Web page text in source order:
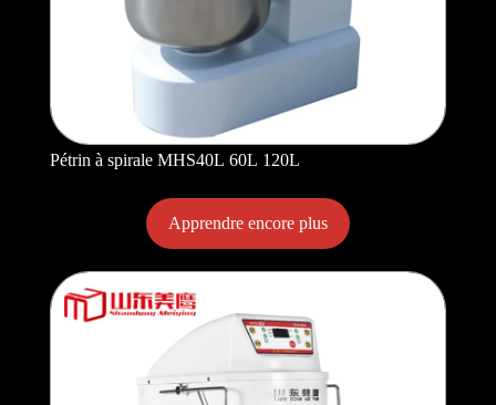
Pétrin à spirale MHS40L 60L 120L
Apprendre encore plus